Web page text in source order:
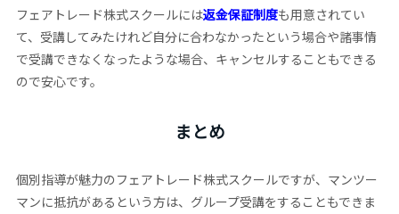
フェアトレード株式スクールには返金保証制度も用意されてい
て、受講してみたけれど自分に合わなかったという場合や諸事情
で受講できなくなったような場合、キャンセルすることもできる
ので安心です。
まとめ
個別指導が魅力のフェアトレード株式スクールですが、マンツー
マンに抵抗があるという方は、グループ受講をすることもできま